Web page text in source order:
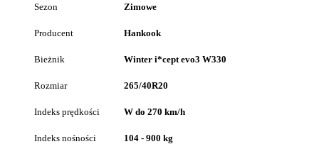
Sezon Zimowe
Producent Hankook
Bieżnik Winter i*cept evo3 W330
Rozmiar 265/40R20
Indeks prędkości W do 270 km/h
Indeks nośności 104 - 900 kg